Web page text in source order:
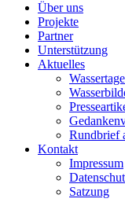
Über uns
Projekte
Partner
Unterstützung
Aktuelles
Rundbrief
Kontakt
Impressum
Satzung